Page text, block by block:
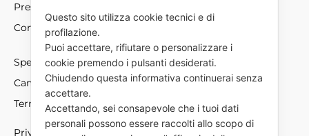
Press
Contatti
Spedizioni
Cambio e resi
Termini e condizioni
Privacy policy
Questo sito utilizza cookie tecnici e di
profilazione.
Puoi accettare, rifiutare o personalizzare i
cookie premendo i pulsanti desiderati.
Chiudendo questa informativa continuerai senza
accettare.
Accettando, sei consapevole che i tuoi dati
personali possono essere raccolti allo scopo di